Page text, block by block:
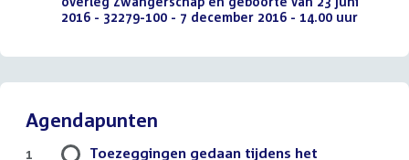
2016 - 32279-100 - 7 december 2016 - 14.00 uur(PDF)
Agendapunten
Toezeggingen gedaan tijdens het
1